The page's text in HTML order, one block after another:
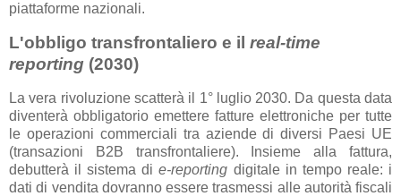
piattaforme nazionali.
L'obbligo transfrontaliero e il real-time
reporting (2030)
La vera rivoluzione scatterà il 1° luglio 2030. Da questa data
diventerà obbligatorio emettere fatture elettroniche per tutte
le operazioni commerciali tra aziende di diversi Paesi UE
(transazioni B2B transfrontaliere). Insieme alla fattura,
debutterà il sistema die-reporting digitale in tempo reale: i
dati di vendita dovranno essere trasmessi alle autorità fiscali